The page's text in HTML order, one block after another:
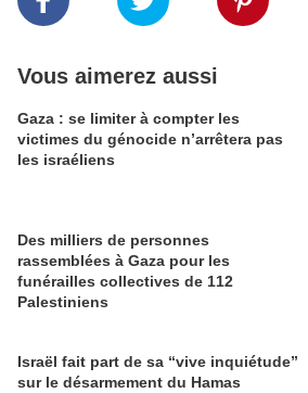
Vous aimerez aussi
Gaza : se limiter à compter les
victimes du génocide n’arrêtera pas
les israéliens
Des milliers de personnes
rassemblées à Gaza pour les
funérailles collectives de 112
Palestiniens
Israël fait part de sa “vive inquiétude”
sur le désarmement du Hamas